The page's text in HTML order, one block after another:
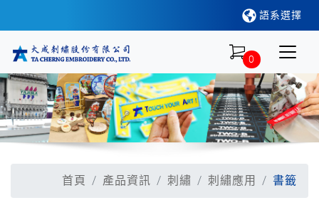
語系選擇
0
首頁 產品資訊 刺繡 刺繡應用 書籤